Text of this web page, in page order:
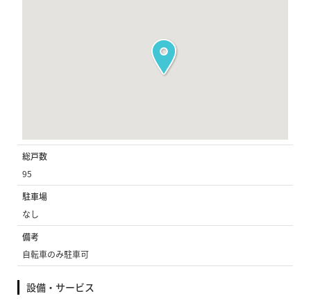
総戸数
95
駐車場
なし
備考
自転車のみ駐車可
設備・サービス